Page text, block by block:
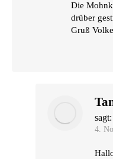
Die
drü­ber
Gruß
sagt:
4.